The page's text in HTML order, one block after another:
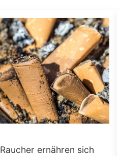
Raucher ernähren sich